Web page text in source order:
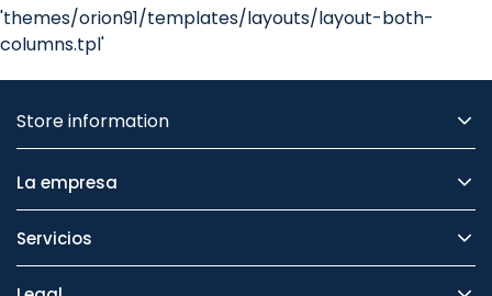
'themes/orion91/templates/layouts/layout-both-
columns.tpl'
Store information
La empresa
Servicios